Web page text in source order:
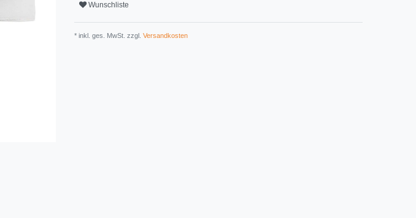
Wunschliste
* inkl. ges. MwSt. zzgl. Versandkosten